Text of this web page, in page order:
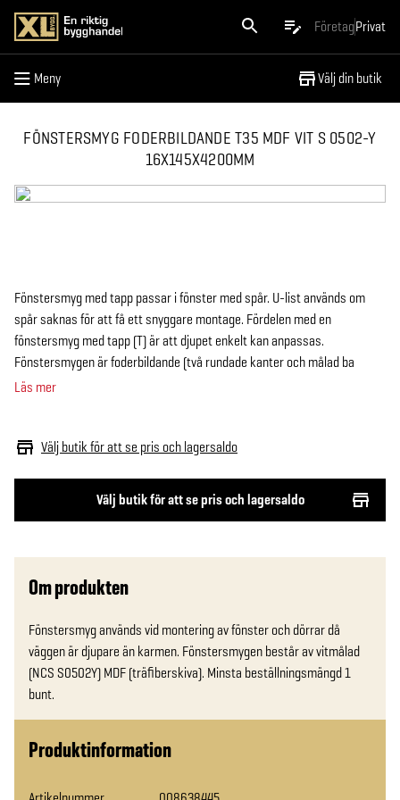
FöretagPrivat
Meny Välj din butik
Meny
FÖNSTERSMYG FODERBILDANDE T35 MDF VIT S 0502-Y
16X145X4200MM
Välj butik för att se pris och lagersaldo
Välj butik för att se pris och lagersaldo
Fönstersmyg med tapp passar i fönster med spår. U-list används om
spår saknas för att få ett snyggare montage. Fördelen med en
fönstersmyg med tapp (T) är att djupet enkelt kan anpassas.
Fönstersmygen är foderbildande (två rundade kanter och målad ba
Läs mer
Om produkten
Fönstersmyg används vid montering av fönster och dörrar då
väggen är djupare än karmen. Fönstersmygen består av vitmålad
(NCS S0502Y) MDF (träfiberskiva). Minsta beställningsmängd 1
bunt.
Produktinformation